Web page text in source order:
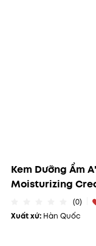
Kem Dưỡng Ẩm
Moisturizing
(0)
Xuất xứ: Hàn Quốc